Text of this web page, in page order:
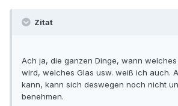
Zitat
Ach ja, die ganzen Dinge, wann
wird, welches Glas usw. weiß ich auch.
kann, kann sich deswegen noch nicht
benehmen.